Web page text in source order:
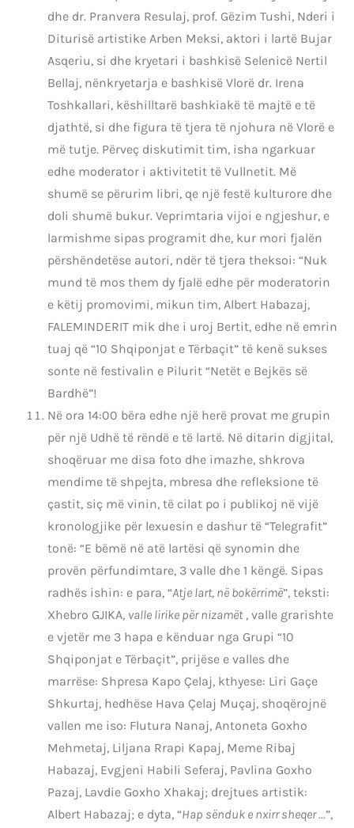
dhe dr. Pranvera Resulaj, prof. Gëzim Tushi, Nderi i
Diturisë artistike Arben Meksi, aktori i lartë Bujar
Asqeriu, si dhe kryetari i bashkisë Selenicë Nertil
Bellaj, nënkryetarja e bashkisë Vlorë dr. Irena
Toshkallari, këshilltarë bashkiakë të majtë e të
djathtë, si dhe figura të tjera të njohura në Vlorë e
më tutje. Përveç diskutimit tim, isha ngarkuar
edhe moderator i aktivitetit të Vullnetit. Më
shumë se përurim libri, qe një festë kulturore dhe
doli shumë bukur. Veprimtaria vijoi e ngjeshur, e
larmishme sipas programit dhe, kur mori fjalën
përshëndetëse autori, ndër të tjera theksoi: “Nuk
mund të mos them dy fjalë edhe për moderatorin
e këtij promovimi, mikun tim, Albert Habazaj,
FALEMINDERIT mik dhe i uroj Bertit, edhe në emrin
tuaj që “10 Shqiponjat e Tërbaçit” të kenë sukses
sonte në festivalin e Pilurit “Netët e Bejkës së
Bardhë”!
Në ora 14:00 bëra edhe një herë provat me grupin
për një Udhë të rëndë e të lartë. Në ditarin digjital,
shoqëruar me disa foto dhe imazhe, shkrova
mendime të shpejta, mbresa dhe refleksione të
çastit, siç më vinin, të cilat po i publikoj në vijë
kronologjike për lexuesin e dashur të “Telegrafit”
tonë: “E bëmë në atë lartësi që synomin dhe
provën përfundimtare, 3 valle dhe 1 këngë. Sipas
radhës ishin: e para, “Atje lart, në bokërrimë”, teksti:
Xhebro GJIKA, valle lirike për nizamët, valle grarishte
e vjetër me 3 hapa e kënduar nga Grupi “10
Shqiponjat e Tërbaçit”, prijëse e valles dhe
marrëse: Shpresa Kapo Çelaj, kthyese: Liri Gaçe
Shkurtaj, hedhëse Hava Çelaj Muçaj, shoqërojnë
vallen me iso: Flutura Nanaj, Antoneta Goxho
Mehmetaj, Liljana Rrapi Kapaj, Meme Ribaj
Habazaj, Evgjeni Habili Seferaj, Pavlina Goxho
Pazaj, Lavdie Goxho Xhakaj; drejtues artistik:
Albert Habazaj; e dyta, “Hap sënduk e nxirr sheqer …”,